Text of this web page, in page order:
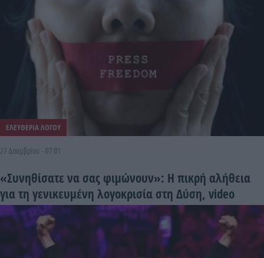
ΕΛΕΥΘΕΡΙΑ ΛΟΓΟΥ
27 Δεκεμβρίου - 07:01
«Συνηθίσατε να σας φιμώνουν»: Η πικρή αλήθεια
για τη γενικευμένη λογοκρισία στη Δύση, video